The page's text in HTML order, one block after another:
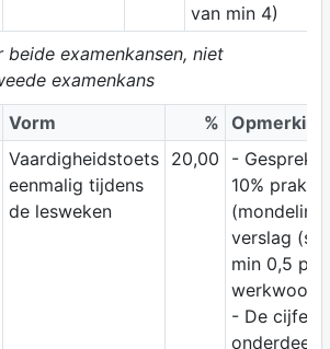
van min 4)
beide examenkansen, niet
examenkans
Vorm % Opmerking
Vaardigheidstoets
eenmalig tijdens
de lesweken
20,00
-
10%
verslag
min 0,5 per
- De cijfers
onderdeel